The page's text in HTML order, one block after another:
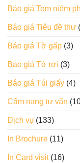
Báo giá Tem niêm
Báo giá Tiêu đề thư
Báo giá Tờ gấp (3)
Báo giá Tờ rơi (3)
Báo giá Túi giấy (4)
Cẩm nang tư vấn
Dịch vụ (133)
In Brochure (11)
In Card visit(16)